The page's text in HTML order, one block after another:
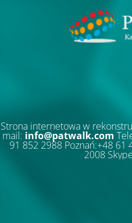
Strona internetowa w
mail: info@patwalk.com
91 852 2988 Poznań:+48 61
2008